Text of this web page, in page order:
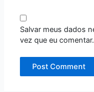
Salvar meus dados
vez que eu comentar.